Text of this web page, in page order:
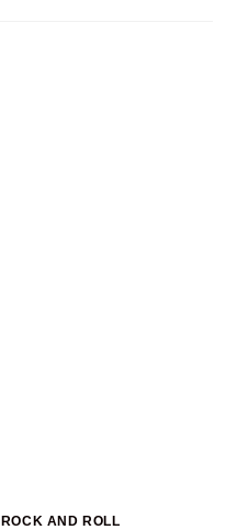
ROCK AND ROLL